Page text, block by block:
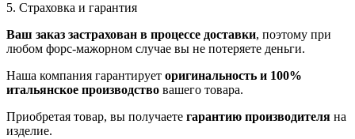
5. Страховка и гарантия
Ваш заказ застрахован в процессе доставки, поэтому при
любом форс-мажорном случае вы не потеряете деньги.
Наша компания гарантирует оригинальность и 100%
итальянское производство вашего товара.
Приобретая товар, вы получаете гарантию производителя на
изделие.